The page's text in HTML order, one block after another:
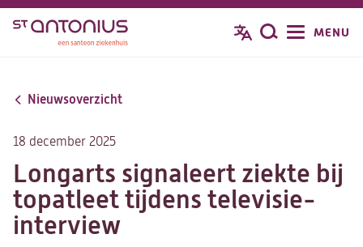
Overslaan
inhoud
Zoeken
MENU
Nieuwsoverzicht
18 december 2025
Longarts signaleert ziekte bij
topatleet tijdens televisie-
interview